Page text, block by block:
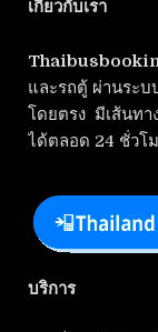
เกี่ยวกับเรา
และรถตู้ ผ่านระ
โดยตรง มีเส้นทา
ได้ตลอด 24 ชั่วโ
บริการ